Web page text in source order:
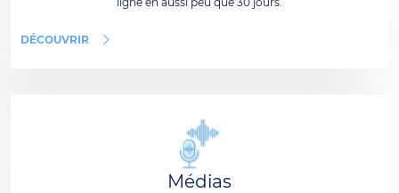
DÉCOUVRIR
Médias